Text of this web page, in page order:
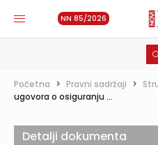
NN 85/2026
Početna > Pravni sadržaji >
ugovora o osiguranju ...
Detalji dokumenta